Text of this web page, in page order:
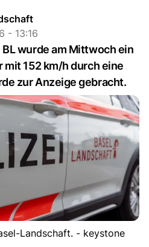
- 13:16
wurde am Mittwoch ein
152 km/h durch eine
zur Anzeige gebracht.
Landschaft. - keystone